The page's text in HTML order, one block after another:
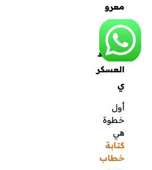
مكتوبًا
بشكل
رسمي
ومهذب
ويحتوي
المعلوم
ات
الشخص
ية